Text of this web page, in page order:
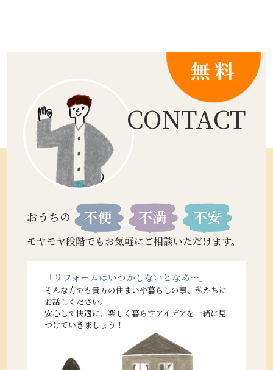
CONTACT
おうちの
モヤモヤ段階でもお気軽にご相談いただけます。
「リフォームはいつかしないとなあ…」
そんな方でも貴方の住まいや暮らしの事、私たちに
お話しください。
安心して快適に、楽しく暮らすアイデアを一緒に見
つけていきましょう！